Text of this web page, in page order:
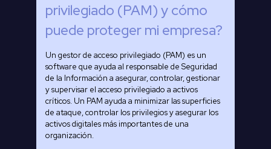
privilegiado (PAM) y cómo
puede proteger mi empresa?
Un gestor de acceso privilegiado (PAM) es un
software que ayuda al responsable de Seguridad
de la Información a asegurar, controlar, gestionar
y supervisar el acceso privilegiado a activos
críticos. Un PAM ayuda a minimizar las superficies
de ataque, controlar los privilegios y asegurar los
activos digitales más importantes de una
organización.